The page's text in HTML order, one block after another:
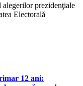
alegerilor prezidenţiale
Electorală
12 ani: